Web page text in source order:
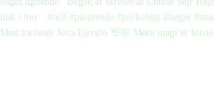
Mød forfatter Sara Ejersbo 👋🏼 Mørk magi er første